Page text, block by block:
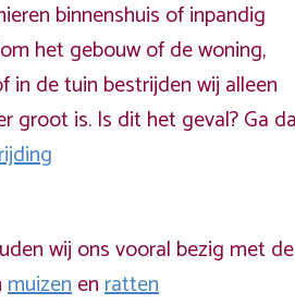
binnenshuis of inpandig
het gebouw of de woning,
in de tuin bestrijden wij alleen
groot is. Is dit het geval? Ga
wij ons vooral bezig met de
muizenenratten